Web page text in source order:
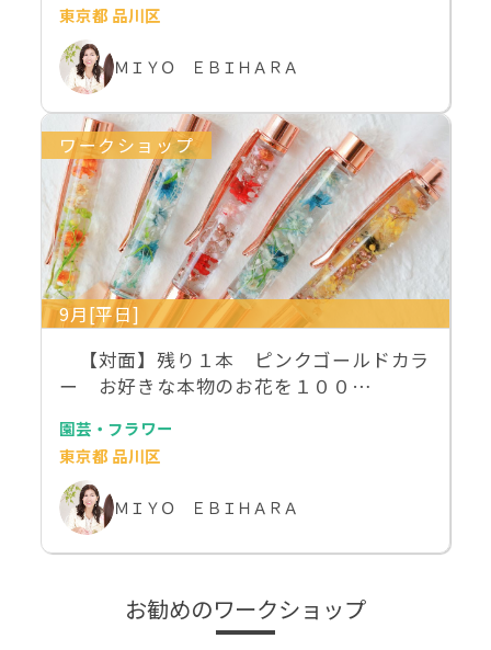
東京都 品川区
ＭＩＹＯ ＥＢＩＨＡＲＡ
ワークショップ
9月[平日]
【対面】残り１本 ピンクゴールドカラ
ー お好きな本物のお花を１００…
園芸・フラワー
東京都 品川区
ＭＩＹＯ ＥＢＩＨＡＲＡ
お勧めのワークショップ